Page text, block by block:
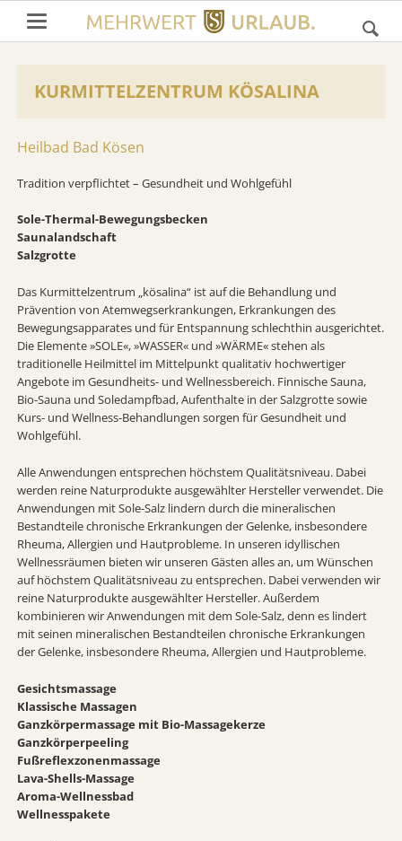
KURMITTELZENTRUM KÖSALINA
Heilbad Bad Kösen
Tradition verpflichtet – Gesundheit und Wohlgefühl
Sole-Thermal-Bewegungsbecken
Saunalandschaft
Salzgrotte
Das Kurmittelzentrum „kösalina“ ist auf die Behandlung und
Prävention von Atemwegserkrankungen, Erkrankungen des
Bewegungsapparates und für Entspannung schlechthin ausgerichtet.
Die Elemente »SOLE«, »WASSER« und »WÄRME« stehen als
traditionelle Heilmittel im Mittelpunkt qualitativ hochwertiger
Angebote im Gesundheits- und Wellnessbereich. Finnische Sauna,
Bio-Sauna und Soledampfbad, Aufenthalte in der Salzgrotte sowie
Kurs- und Wellness-Behandlungen sorgen für Gesundheit und
Wohlgefühl.
Alle Anwendungen entsprechen höchstem Qualitätsniveau. Dabei
werden reine Naturprodukte ausgewählter Hersteller verwendet. Die
Anwendungen mit Sole-Salz lindern durch die mineralischen
Bestandteile chronische Erkrankungen der Gelenke, insbesondere
Rheuma, Allergien und Hautprobleme. In unseren idyllischen
Wellnessräumen bieten wir unseren Gästen alles an, um Wünschen
auf höchstem Qualitätsniveau zu entsprechen. Dabei verwenden wir
reine Naturprodukte ausgewählter Hersteller. Außerdem
kombinieren wir Anwendungen mit dem Sole-Salz, denn es lindert
mit seinen mineralischen Bestandteilen chronische Erkrankungen
der Gelenke, insbesondere Rheuma, Allergien und Hautprobleme.
Gesichtsmassage
Klassische Massagen
Ganzkörpermassage mit Bio-Massagekerze
Ganzkörperpeeling
Fußreflexzonenmassage
Lava-Shells-Massage
Aroma-Wellnessbad
Wellnesspakete